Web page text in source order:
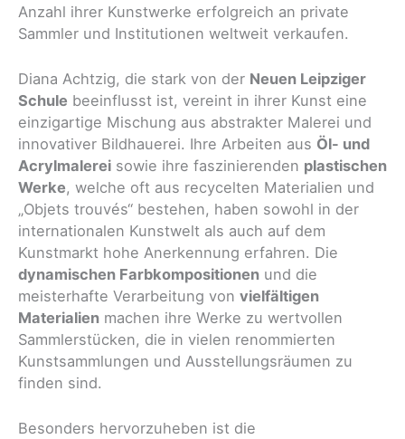
Anzahl ihrer Kunstwerke erfolgreich an private
Sammler und Institutionen weltweit verkaufen.
Diana Achtzig, die stark von der Neuen Leipziger
Schule beeinflusst ist, vereint in ihrer Kunst eine
einzigartige Mischung aus abstrakter Malerei und
innovativer Bildhauerei. Ihre Arbeiten aus Öl- und
Acrylmalerei sowie ihre faszinierenden plastischen
Werke, welche oft aus recycelten Materialien und
„Objets trouvés“ bestehen, haben sowohl in der
internationalen Kunstwelt als auch auf dem
Kunstmarkt hohe Anerkennung erfahren. Die
dynamischen Farbkompositionen und die
meisterhafte Verarbeitung von vielfältigen
Materialien machen ihre Werke zu wertvollen
Sammlerstücken, die in vielen renommierten
Kunstsammlungen und Ausstellungsräumen zu
finden sind.
Besonders hervorzuheben ist die